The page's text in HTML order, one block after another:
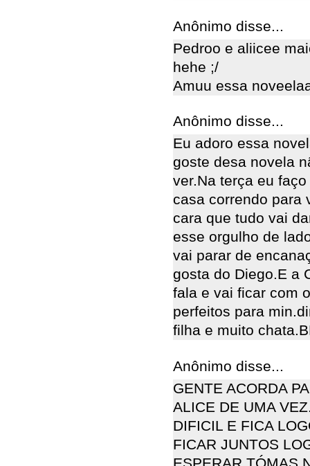
Anônimo disse...
Pedroo e aliicee
hehe ;/
Amuu essa
Anônimo disse...
Eu adoro essa
goste desa novela
ver.Na terça eu
casa correndo para
cara que tudo vai
esse orgulho de
vai parar de
gosta do Diego.E a
fala e vai ficar com
perfeitos para
filha e muito
Anônimo disse...
GENTE ACORDA
ALICE DE UMA
DIFICIL E FICA
FICAR JUNTOS